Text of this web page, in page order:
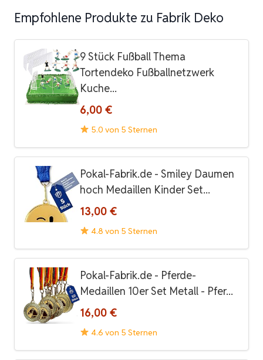
Empfohlene Produkte zu Fabrik Deko
9 Stück Fußball Thema
Tortendeko Fußballnetzwerk
Kuche...
6,00 €
5.0 von 5 Sternen
Pokal-Fabrik.de - Smiley Daumen
hoch Medaillen Kinder Set...
13,00 €
4.8 von 5 Sternen
Pokal-Fabrik.de - Pferde-
Medaillen 10er Set Metall - Pfer...
16,00 €
4.6 von 5 Sternen